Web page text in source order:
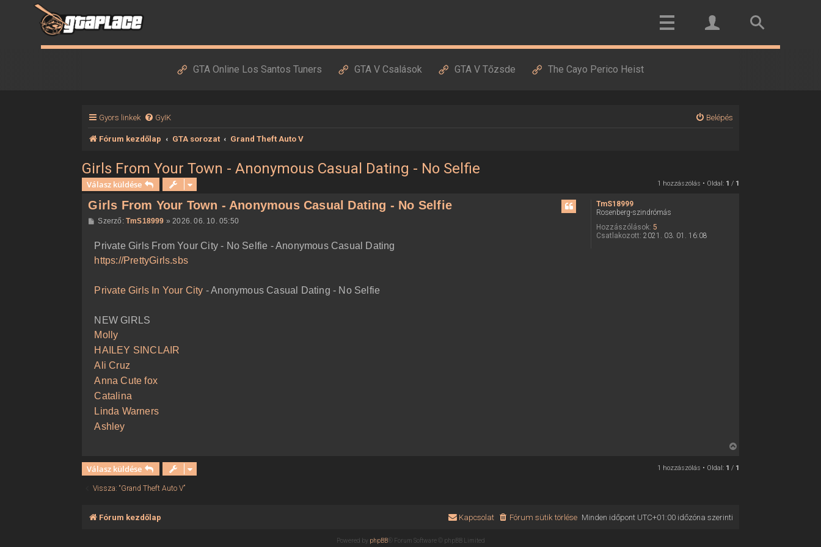
GTA Online Los Santos Tuners GTA V Csalások GTA V Tőzsde The Cayo Perico Heist
Gyors linkek GyIK Belépés
Fórum kezdőlap GTA sorozat Grand Theft Auto V
Girls From Your Town - Anonymous Casual Dating - No Selfie
Válasz küldése 1 hozzászólás • Oldal: 1 / 1
TmS18999
Rosenberg-szindrómás
Hozzászólások: 5
Csatlakozott: 2021. 03. 01. 16:08
Girls From Your Town - Anonymous Casual Dating - No Selfie
H
z
á
s
l
Szerző:TmS18999 »2026. 06. 10. 05:50
Private Girls From Your City - No Selfie - Anonymous Casual Dating
https://PrettyGirls.sbs
Private Girls In Your City - Anonymous Casual Dating - No Selfie
NEW GIRLS
Molly
HAILEY SINCLAIR
Ali Cruz
Anna Cute fox
Catalina
Linda Warners
Ashley
s
Válasz küldése 1 hozzászólás • Oldal: 1 / 1
Vissza: “Grand Theft Auto V”
Fórum kezdőlap Minden időpont UTC+01:00időzóna szerinti
Fórum sütik törlése
Kapcsolat
Powered by phpBB® Forum Software © phpBB Limited